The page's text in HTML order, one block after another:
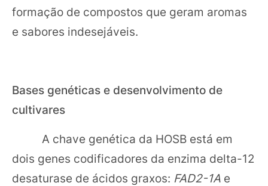
formação de compostos que geram aromas
e sabores indesejáveis.
Bases genéticas e desenvolvimento de
cultivares
A chave genética da HOSB está em
dois genes codificadores da enzima delta-12
desaturase de ácidos graxos: FAD2-1A e